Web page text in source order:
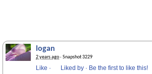
logan
2 years ago· Snapshot 3229
Like · Liked by · Be the first to like this!